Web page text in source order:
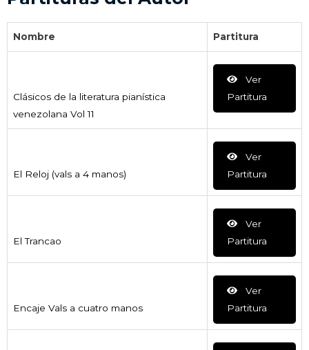
Nombre Partitura
Clásicos de la literatura pianística
venezolana Vol 11
Ver
Partitura
El Reloj (vals a 4 manos)
Ver
Partitura
El Trancao
Ver
Partitura
Encaje Vals a cuatro manos
Ver
Partitura